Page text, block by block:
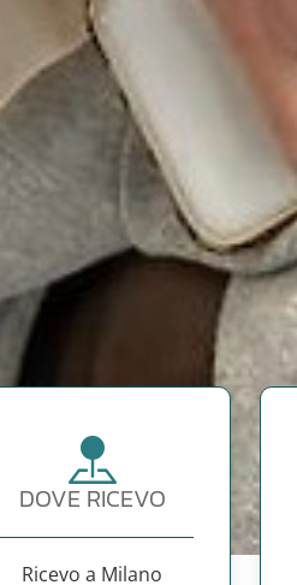
DOVE RICEVO
Ricevo a Milano